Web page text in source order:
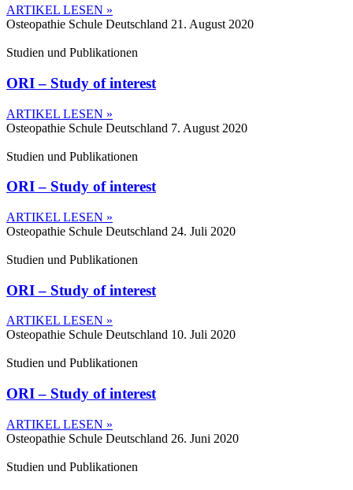
ARTIKEL LESEN »
Osteopathie Schule Deutschland 21. August 2020
Studien und Publikationen
ORI – Study of interest
ARTIKEL LESEN »
Osteopathie Schule Deutschland 7. August 2020
Studien und Publikationen
ORI – Study of interest
ARTIKEL LESEN »
Osteopathie Schule Deutschland 24. Juli 2020
Studien und Publikationen
ORI – Study of interest
ARTIKEL LESEN »
Osteopathie Schule Deutschland 10. Juli 2020
Studien und Publikationen
ORI – Study of interest
ARTIKEL LESEN »
Osteopathie Schule Deutschland 26. Juni 2020
Studien und Publikationen